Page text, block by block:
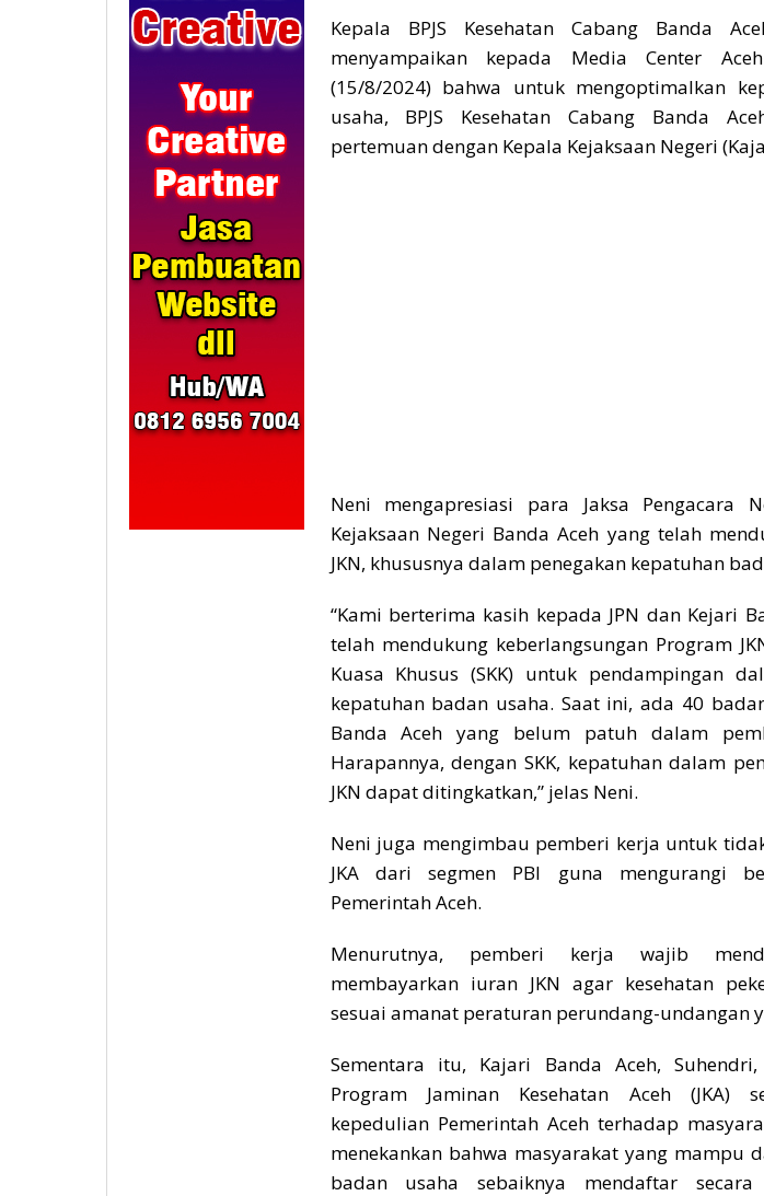
Kepala BPJS Kesehatan Cabang Banda
menyampaikan kepada Media Center
(15/8/2024) bahwa untuk mengoptimalkan
usaha, BPJS Kesehatan Cabang Banda
pertemuan dengan Kepala Kejaksaan Negeri
Neni mengapresiasi para Jaksa Pengacara
Kejaksaan Negeri Banda Aceh yang telah
JKN, khususnya dalam penegakan kepatuhan
“Kami berterima kasih kepada JPN dan Kejari
telah mendukung keberlangsungan Program
Kuasa Khusus (SKK) untuk pendampingan
kepatuhan badan usaha. Saat ini, ada 40
Banda Aceh yang belum patuh dalam
Harapannya, dengan SKK, kepatuhan dalam
JKN dapat ditingkatkan,” jelas Neni.
Neni juga mengimbau pemberi kerja untuk
JKA dari segmen PBI guna mengurangi
Pemerintah Aceh.
Menurutnya, pemberi kerja wajib
membayarkan iuran JKN agar kesehatan
sesuai amanat peraturan perundang-undangan
Sementara itu, Kajari Banda Aceh, Suhendri,
Program Jaminan Kesehatan Aceh (JKA)
kepedulian Pemerintah Aceh terhadap
menekankan bahwa masyarakat yang mampu
badan usaha sebaiknya mendaftar